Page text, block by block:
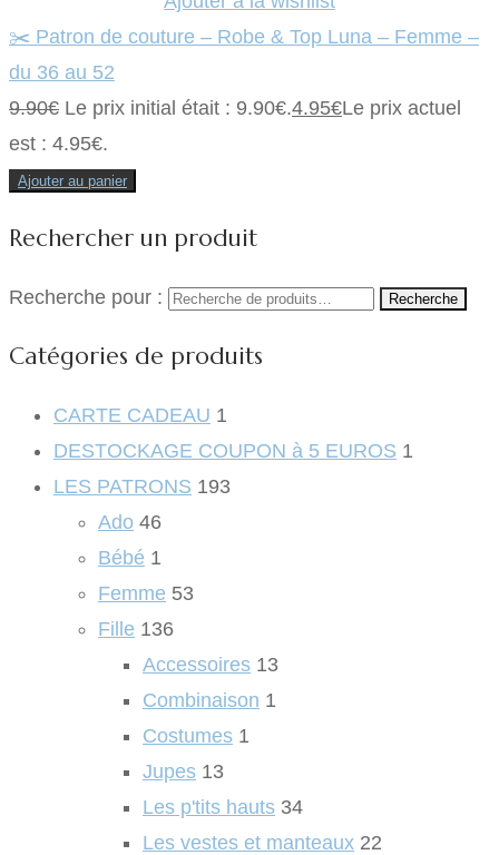
✂️ Patron de couture – Robe & Top Luna – Femme –
du 36 au 52
9.90€ Le prix initial était : 9.90€.4.95€Le prix actuel
est : 4.95€.
Ajouter au panier
Rechercher un produit
Recherche pour : Recherche
Catégories de produits
CARTE CADEAU 1
DESTOCKAGE COUPON à 5 EUROS 1
LES PATRONS 193
Ado 46
Bébé 1
Femme 53
Fille 136
Accessoires 13
Combinaison 1
Costumes 1
Jupes 13
Les p'tits hauts 34
Les vestes et manteaux 22